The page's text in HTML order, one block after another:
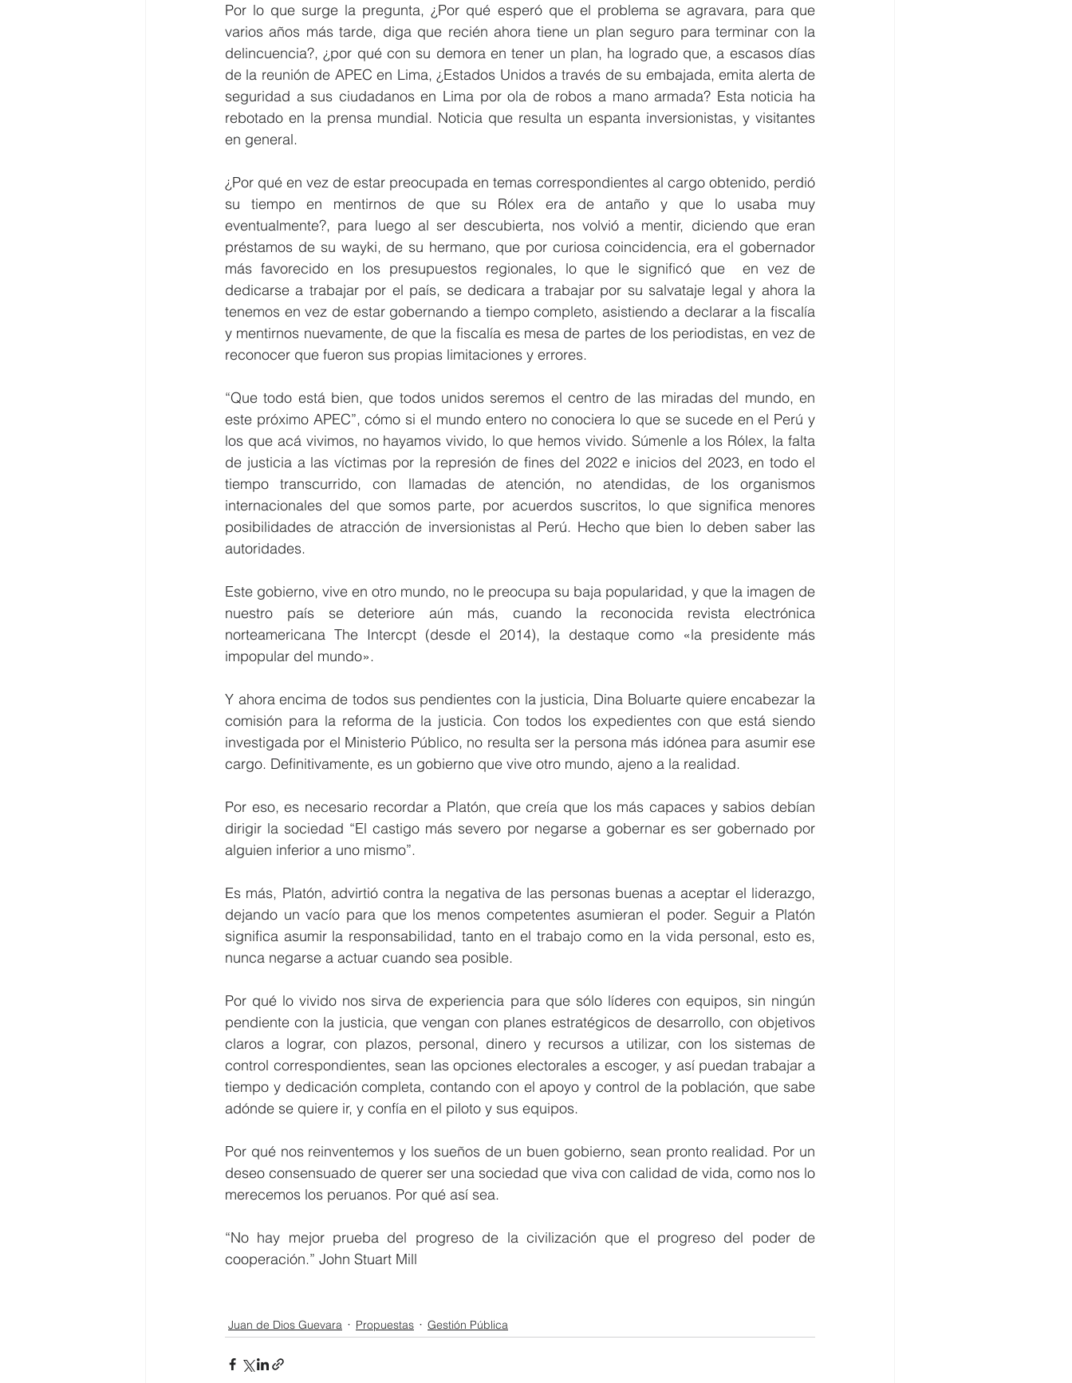
Por lo que surge la pregunta, ¿Por qué esperó que el problema se agravara, para que
varios años más tarde, diga que recién ahora tiene un plan seguro para terminar con la
delincuencia?, ¿por qué con su demora en tener un plan, ha logrado que, a escasos días
de la reunión de APEC en Lima, ¿Estados Unidos a través de su embajada, emita alerta de
seguridad a sus ciudadanos en Lima por ola de robos a mano armada? Esta noticia ha
rebotado en la prensa mundial. Noticia que resulta un espanta inversionistas, y visitantes
en general.
¿Por qué en vez de estar preocupada en temas correspondientes al cargo obtenido, perdió
su tiempo en mentirnos de que su Rólex era de antaño y que lo usaba muy
eventualmente?, para luego al ser descubierta, nos volvió a mentir, diciendo que eran
préstamos de su wayki, de su hermano, que por curiosa coincidencia, era el gobernador
más favorecido en los presupuestos regionales, lo que le significó que  en vez de
dedicarse a trabajar por el país, se dedicara a trabajar por su salvataje legal y ahora la
tenemos en vez de estar gobernando a tiempo completo, asistiendo a declarar a la fiscalía
y mentirnos nuevamente, de que la fiscalía es mesa de partes de los periodistas, en vez de
reconocer que fueron sus propias limitaciones y errores.
“Que todo está bien, que todos unidos seremos el centro de las miradas del mundo, en
este próximo APEC”, cómo si el mundo entero no conociera lo que se sucede en el Perú y
los que acá vivimos, no hayamos vivido, lo que hemos vivido. Súmenle a los Rólex, la falta
de justicia a las víctimas por la represión de fines del 2022 e inicios del 2023, en todo el
tiempo transcurrido, con llamadas de atención, no atendidas, de los organismos
internacionales del que somos parte, por acuerdos suscritos, lo que significa menores
posibilidades de atracción de inversionistas al Perú. Hecho que bien lo deben saber las
autoridades.
Este gobierno, vive en otro mundo, no le preocupa su baja popularidad, y que la imagen de
nuestro país se deteriore aún más, cuando la reconocida revista electrónica
norteamericana The Intercpt (desde el 2014), la destaque como «la presidente más
impopular del mundo».
Y ahora encima de todos sus pendientes con la justicia, Dina Boluarte quiere encabezar la
comisión para la reforma de la justicia. Con todos los expedientes con que está siendo
investigada por el Ministerio Público, no resulta ser la persona más idónea para asumir ese
cargo. Definitivamente, es un gobierno que vive otro mundo, ajeno a la realidad.
Por eso, es necesario recordar a Platón, que creía que los más capaces y sabios debían
dirigir la sociedad “El castigo más severo por negarse a gobernar es ser gobernado por
alguien inferior a uno mismo”.
Es más, Platón, advirtió contra la negativa de las personas buenas a aceptar el liderazgo,
dejando un vacío para que los menos competentes asumieran el poder. Seguir a Platón
significa asumir la responsabilidad, tanto en el trabajo como en la vida personal, esto es,
nunca negarse a actuar cuando sea posible.
Por qué lo vivido nos sirva de experiencia para que sólo líderes con equipos, sin ningún
pendiente con la justicia, que vengan con planes estratégicos de desarrollo, con objetivos
claros a lograr, con plazos, personal, dinero y recursos a utilizar, con los sistemas de
control correspondientes, sean las opciones electorales a escoger, y así puedan trabajar a
tiempo y dedicación completa, contando con el apoyo y control de la población, que sabe
adónde se quiere ir, y confía en el piloto y sus equipos.
Por qué nos reinventemos y los sueños de un buen gobierno, sean pronto realidad. Por un
deseo consensuado de querer ser una sociedad que viva con calidad de vida, como nos lo
merecemos los peruanos. Por qué así sea.
“No hay mejor prueba del progreso de la civilización que el progreso del poder de
cooperación.” John Stuart Mill
Juan de Dios Guevara Propuestas Gestión Pública